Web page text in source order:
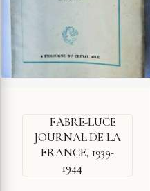
FABRE-LUCE
JOURNAL DE LA
FRANCE, 1939-
1944